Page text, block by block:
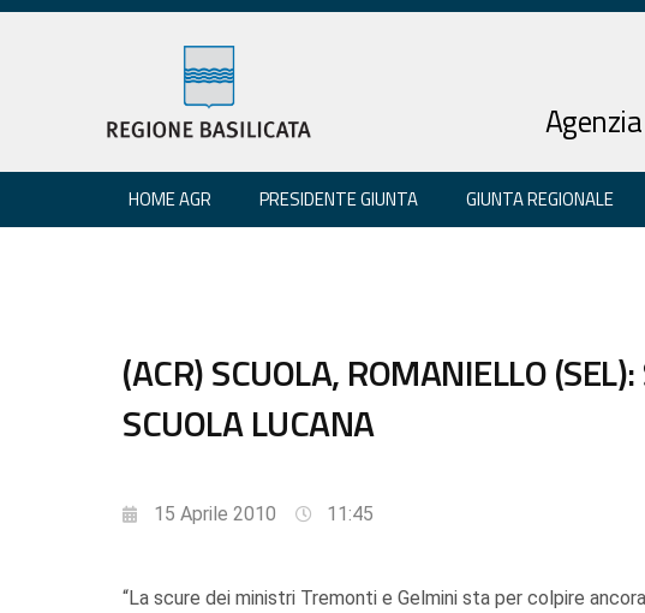
HOME AGR PRESIDENTE GIUNTA GIUNTA REGIONALE
(ACR) SCUOLA, ROMANIELLO
SCUOLA LUCANA
15 Aprile 2010 11:45
“La scure dei ministri Tremonti e Gelmini sta per colpire